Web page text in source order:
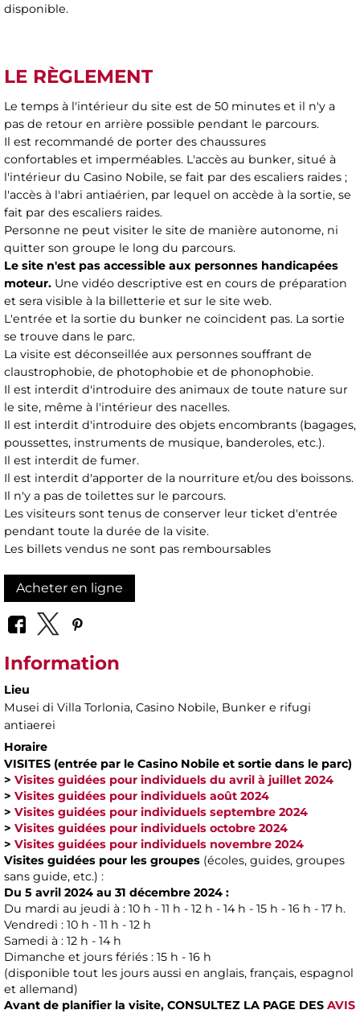
disponible.
LE RÈGLEMENT
Le temps à l'intérieur du site est de 50 minutes et il n'y a
pas de retour en arrière possible pendant le parcours.
Il est recommandé de porter des chaussures
confortables et imperméables. L'accès au bunker, situé à
l'intérieur du Casino Nobile, se fait par des escaliers raides ;
l'accès à l'abri antiaérien, par lequel on accède à la sortie, se
fait par des escaliers raides.
Personne ne peut visiter le site de manière autonome, ni
quitter son groupe le long du parcours.
Le site n'est pas accessible aux personnes handicapées
moteur. Une vidéo descriptive est en cours de préparation
et sera visible à la billetterie et sur le site web.
L'entrée et la sortie du bunker ne coïncident pas. La sortie
se trouve dans le parc.
La visite est déconseillée aux personnes souffrant de
claustrophobie, de photophobie et de phonophobie.
Il est interdit d'introduire des animaux de toute nature sur
le site, même à l'intérieur des nacelles.
Il est interdit d'introduire des objets encombrants (bagages,
poussettes, instruments de musique, banderoles, etc.).
Il est interdit de fumer.
Il est interdit d'apporter de la nourriture et/ou des boissons.
Il n'y a pas de toilettes sur le parcours.
Les visiteurs sont tenus de conserver leur ticket d'entrée
pendant toute la durée de la visite.
Les billets vendus ne sont pas remboursables
Acheter en ligne
Information
Lieu
Musei di Villa Torlonia, Casino Nobile, Bunker e rifugi
antiaerei
Horaire
VISITES (entrée par le Casino Nobile et sortie dans le parc)
> Visites guidées pour individuels du avril à juillet 2024
> Visites guidées pour individuels août 2024
> Visites guidées pour individuels septembre 2024
> Visites guidées pour individuels octobre 2024
> Visites guidées pour individuels novembre 2024
Visites guidées pour les groupes (écoles, guides, groupes
sans guide, etc.) :
Du 5 avril 2024 au 31 décembre 2024 :
Du mardi au jeudi à : 10 h - 11 h - 12 h - 14 h - 15 h - 16 h - 17 h.
Vendredi : 10 h - 11 h - 12 h
Samedi à : 12 h - 14 h
Dimanche et jours fériés : 15 h - 16 h
(disponible tout les jours aussi en anglais, français, espagnol
et allemand)
Avant de planifier la visite, CONSULTEZ LA PAGE DES AVIS